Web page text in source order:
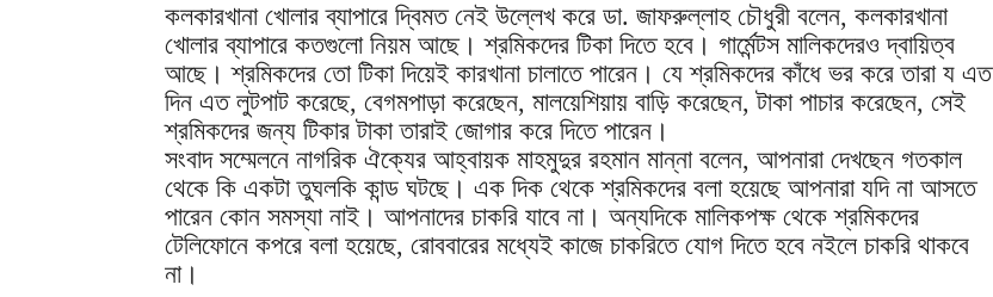
কলকারখানা খোলার ব্যাপারে দ্বিমত নেই উল্লেখ করে ডা. জাফরুল্লাহ চৌধুরী বলেন, কলকারখানা
খোলার ব্যাপারে কতগুলো নিয়ম আছে। শ্রমিকদের টিকা দিতে হবে। গার্মেন্টস মালিকদেরও দ্বায়িত্ব
আছে। শ্রমিকদের তো টিকা দিয়েই কারখানা চালাতে পারেন। যে শ্রমিকদের কাঁধে ভর করে তারা য এত
দিন এত লুটপাট করেছে, বেগমপাড়া করেছেন, মালয়েশিয়ায় বাড়ি করেছেন, টাকা পাচার করেছেন, সেই
শ্রমিকদের জন্য টিকার টাকা তারাই জোগার করে দিতে পারেন।
সংবাদ সম্মেলনে নাগরিক ঐক্যের আহ্বায়ক মাহমুদুর রহমান মান্না বলেন, আপনারা দেখছেন গতকাল
থেকে কি একটা তুঘলকি কান্ড ঘটছে। এক দিক থেকে শ্রমিকদের বলা হয়েছে আপনারা যদি না আসতে
পারেন কোন সমস্যা নাই। আপনাদের চাকরি যাবে না। অন্যদিকে মালিকপক্ষ থেকে শ্রমিকদের
টেলিফোনে কপরে বলা হয়েছে, রোববারের মধ্যেই কাজে চাকরিতে যোগ দিতে হবে নইলে চাকরি থাকবে
না।